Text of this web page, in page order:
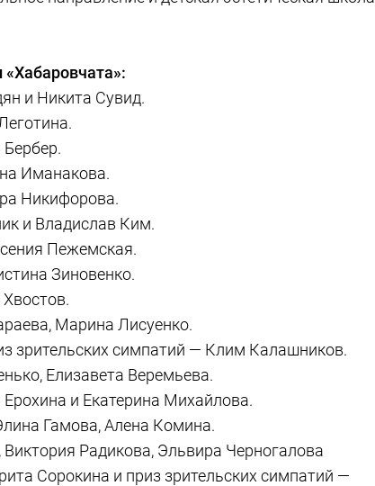
и Никита Сувид.
Иманакова.
Никифорова.
и Владислав Ким.
Пежемская.
Зиновенко.
Марина Лисуенко.
зрительских симпатий — Клим Калашников.
Елизавета Веремьева.
и Екатерина Михайлова.
Гамова, Алена Комина.
Радикова, Эльвира Черногалова
Сорокина и приз зрительских симпатий —